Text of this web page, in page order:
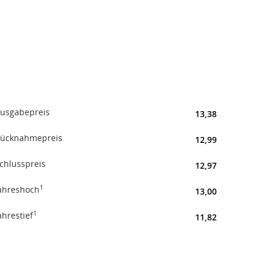
13,38
12,99
12,97
1 13,00
1 11,82